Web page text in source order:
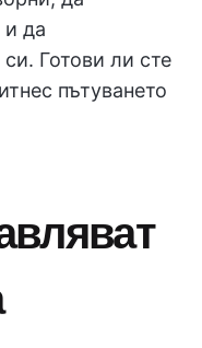
и да
Готови ли сте
пътуването